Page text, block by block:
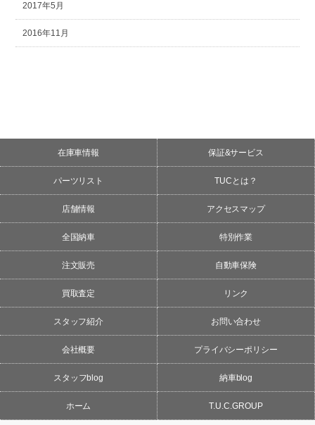
2017年5月
2016年11月
在庫車情報 保証&サービス
パーツリスト TUCとは？
店舗情報 アクセスマップ
全国納車 特別作業
注文販売 自動車保険
買取査定 リンク
スタッフ紹介 お問い合わせ
会社概要 プライバシーポリシー
スタッフblog 納車blog
ホーム T.U.C.GROUP